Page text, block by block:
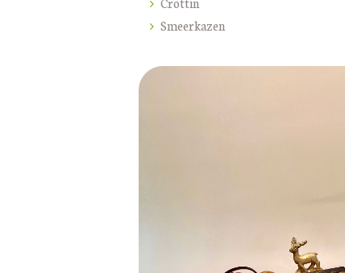
Smeerkazen